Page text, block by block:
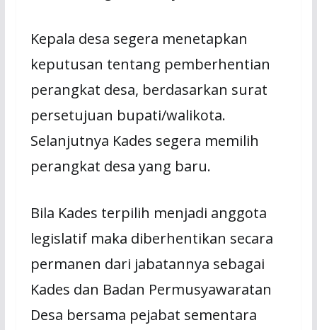
Kepala desa segera menetapkan
keputusan tentang pemberhentian
perangkat desa, berdasarkan surat
persetujuan bupati/walikota.
Selanjutnya Kades segera memilih
perangkat desa yang baru.
Bila Kades terpilih menjadi anggota
legislatif maka diberhentikan secara
permanen dari jabatannya sebagai
Kades dan Badan Permusyawaratan
Desa bersama pejabat sementara